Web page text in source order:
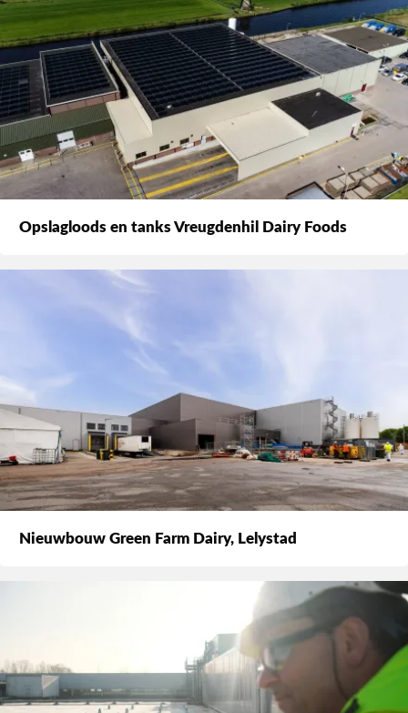
Opslagloods en tanks Vreugdenhil Dairy Foods
Nieuwbouw Green Farm Dairy, Lelystad